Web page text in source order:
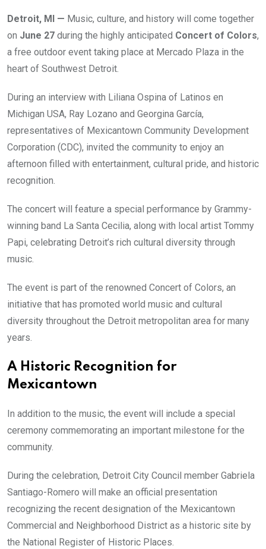
Detroit, MI — Music, culture, and history will come together
on June 27 during the highly anticipated Concert of Colors,
a free outdoor event taking place at Mercado Plaza in the
heart of Southwest Detroit.
During an interview with Liliana Ospina of Latinos en
Michigan USA, Ray Lozano and Georgina García,
representatives of Mexicantown Community Development
Corporation (CDC), invited the community to enjoy an
afternoon filled with entertainment, cultural pride, and historic
recognition.
The concert will feature a special performance by Grammy-
winning band La Santa Cecilia, along with local artist Tommy
Papi, celebrating Detroit’s rich cultural diversity through
music.
The event is part of the renowned Concert of Colors, an
initiative that has promoted world music and cultural
diversity throughout the Detroit metropolitan area for many
years.
A Historic Recognition for
Mexicantown
In addition to the music, the event will include a special
ceremony commemorating an important milestone for the
community.
During the celebration, Detroit City Council member Gabriela
Santiago-Romero will make an official presentation
recognizing the recent designation of the Mexicantown
Commercial and Neighborhood District as a historic site by
the National Register of Historic Places.